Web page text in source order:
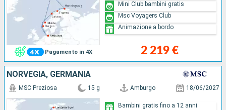
Pagamento in 4X 2 219 €
Mini Club bambini gratis
Msc Voyagers Club
Animazione a bordo
NORVEGIA, GERMANIA
MSC Preziosa 15 g Amburgo 18/06/2027
Bambini gratis fino a 12 anni